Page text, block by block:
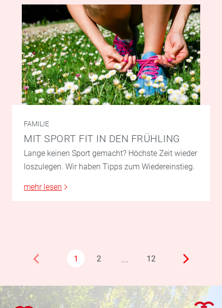
FAMILIE
MIT SPORT FIT IN DEN FRÜHLING
Lange keinen Sport gemacht? Höchste Zeit wieder
loszulegen. Wir haben Tipps zum Wiedereinstieg.
mehr lesen
1 2 … 12